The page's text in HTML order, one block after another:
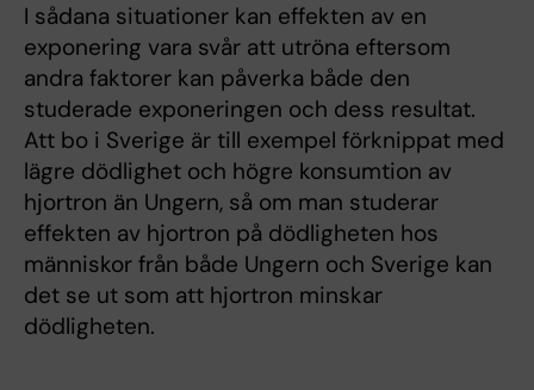
I sådana situationer kan effekten av en
exponering vara svår att utröna eftersom
andra faktorer kan påverka både den
studerade exponeringen och dess resultat.
Att bo i Sverige är till exempel förknippat med
lägre dödlighet och högre konsumtion av
hjortron än Ungern, så om man studerar
effekten av hjortron på dödligheten hos
människor från både Ungern och Sverige kan
det se ut som att hjortron minskar
dödligheten.